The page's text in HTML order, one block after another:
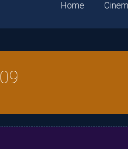
Home